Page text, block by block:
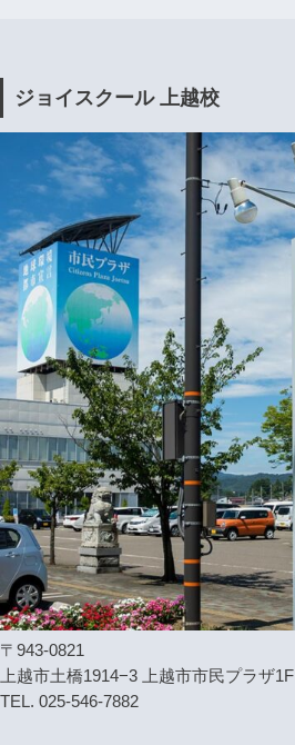
ジョイスクール 上越校
〒943-0821
上越市土橋1914−3 上越市市民プラザ1F
TEL. 025-546-7882